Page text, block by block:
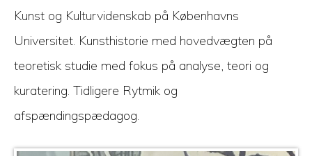
Kunst og Kulturvidenskab på Københavns
Universitet. Kunsthistorie med hovedvægten på
teoretisk studie med fokus på analyse, teori og
kuratering. Tidligere Rytmik og
afspændingspædagog.